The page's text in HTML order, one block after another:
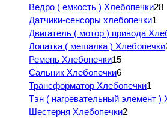
Ведро ( емкость ) Хлебопечки28
Датчики-сенсоры хлебопечки1
Двигатель ( мотор ) привода
Лопатка ( мешалка ) Хлебопечки
Ремень Хлебопечки15
Сальник Хлебопечки6
Трансформатор Хлебопечки1
Тэн ( нагревательный элемент )
Шестерня Хлебопечки2